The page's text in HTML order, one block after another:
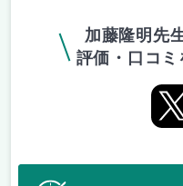
加藤隆明先
評価・口コ